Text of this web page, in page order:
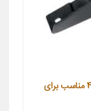
گل پخش کن جلو خودرو اچ آی سی کد 4119 مناسب برای